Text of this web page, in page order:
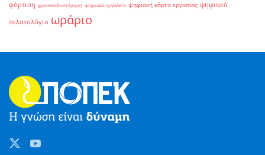
φόρτιση χρονοκαθυστέρηση ψηφιακά εργαλεία ψηφιακή κάρτα εργασίας ψηφιακό
πελατολόγιο ωράριο